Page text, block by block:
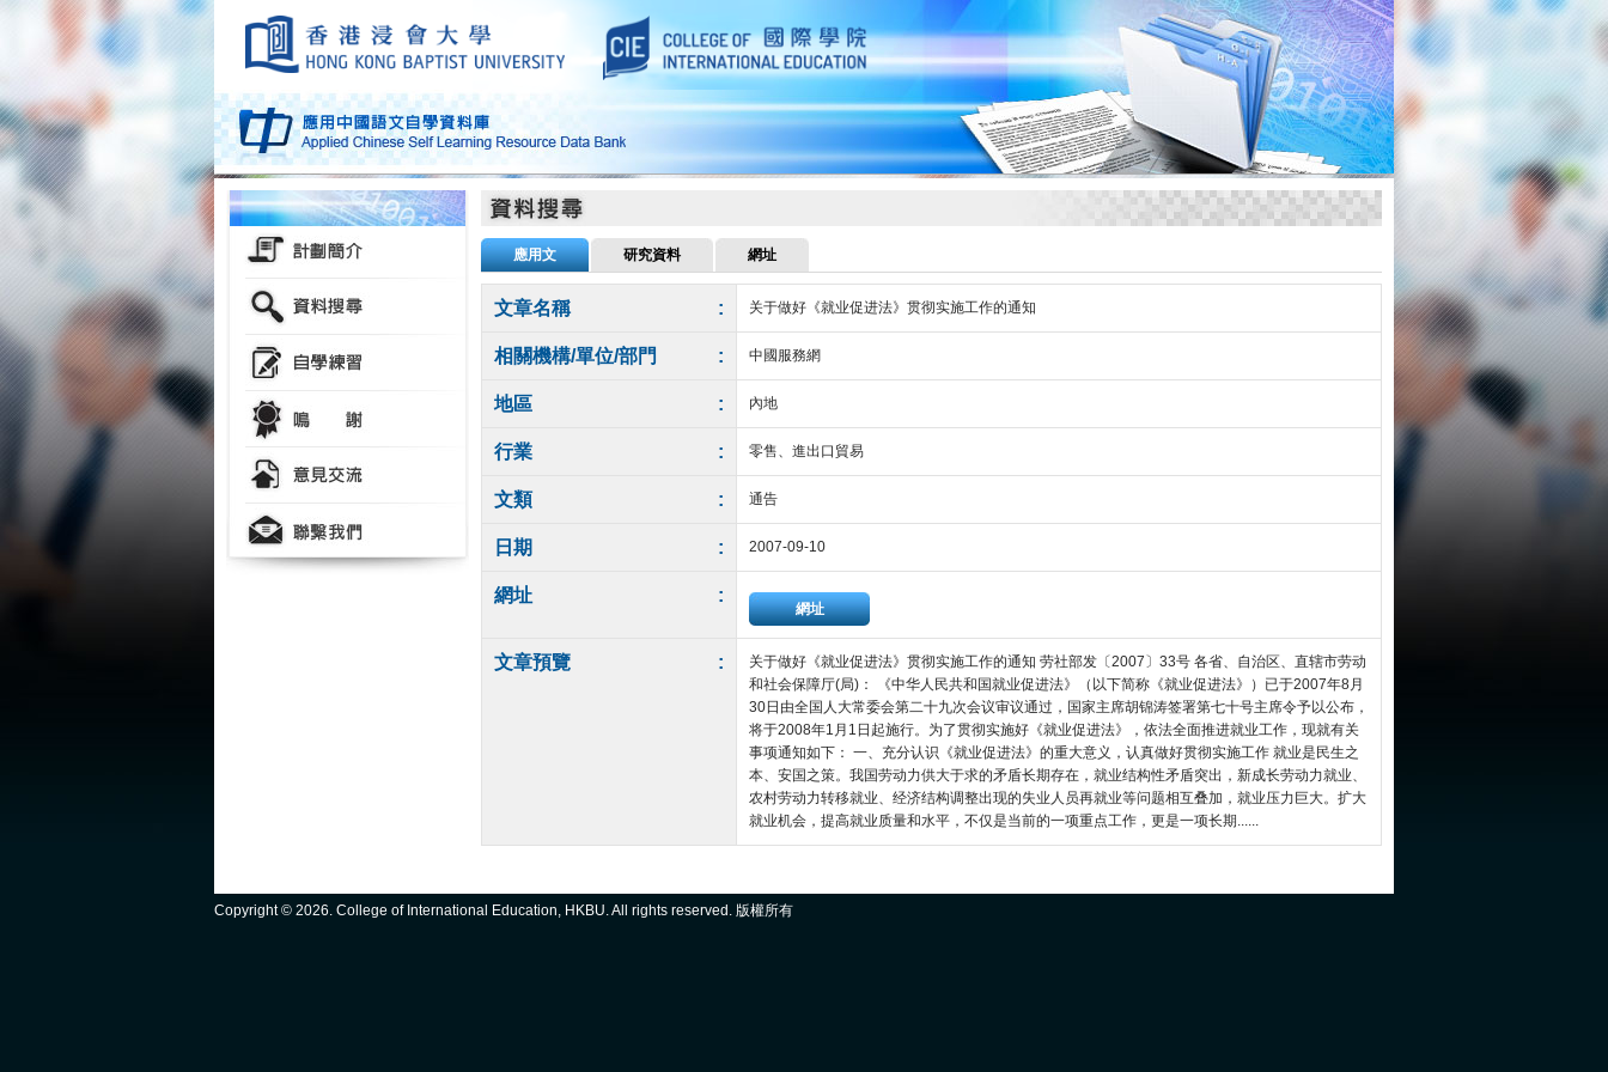
應用文 研究資料 網址
文章名稱 : 关于做好《就业促进法》贯彻实施工作的通知
相關機構/單位/部門 : 中國服務網
地區 : 內地
行業 : 零售、進出口貿易
文類 : 通告
日期 : 2007-09-10
網址 :
網址
文章預覽 :
关于做好《就业促进法》贯彻实施工作的通知 劳社部发〔2007〕33号 各省、自治区、直辖市劳动
和社会保障厅(局)： 《中华人民共和国就业促进法》（以下简称《就业促进法》）已于2007年8月
30日由全国人大常委会第二十九次会议审议通过，国家主席胡锦涛签署第七十号主席令予以公布，
将于2008年1月1日起施行。为了贯彻实施好《就业促进法》，依法全面推进就业工作，现就有关
事项通知如下： 一、充分认识《就业促进法》的重大意义，认真做好贯彻实施工作 就业是民生之
本、安国之策。我国劳动力供大于求的矛盾长期存在，就业结构性矛盾突出，新成长劳动力就业、
农村劳动力转移就业、经济结构调整出现的失业人员再就业等问题相互叠加，就业压力巨大。扩大
就业机会，提高就业质量和水平，不仅是当前的一项重点工作，更是一项长期......
Copyright © 2026. College of International Education, HKBU. All rights reserved. 版權所有